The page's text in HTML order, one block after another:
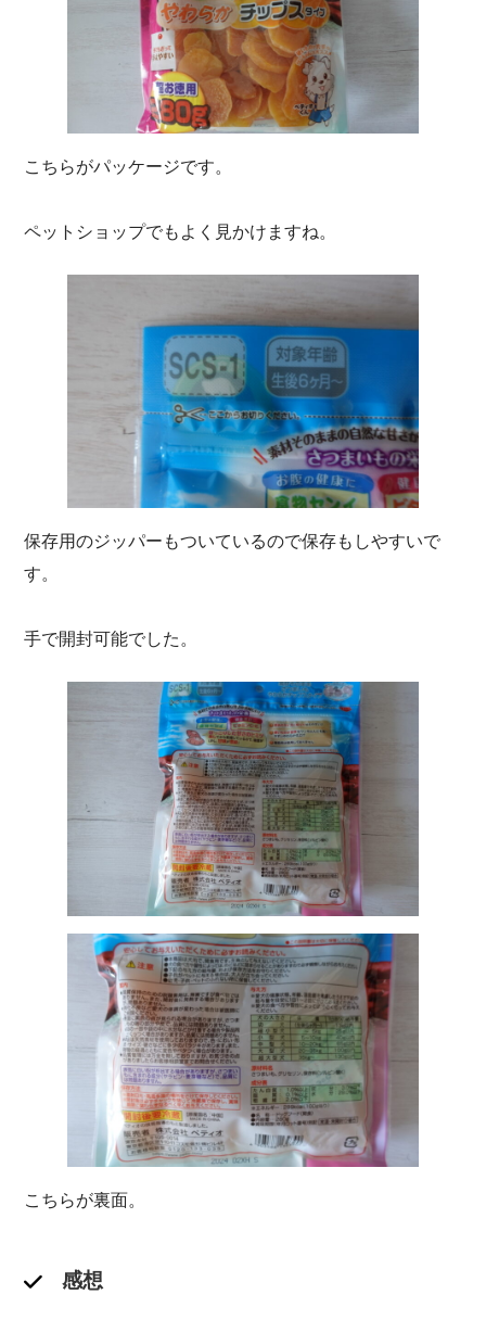
こちらがパッケージです。
ペットショップでもよく見かけますね。
保存用のジッパーもついているので保存もしやすいで
す。
手で開封可能でした。
こちらが裏面。
感想